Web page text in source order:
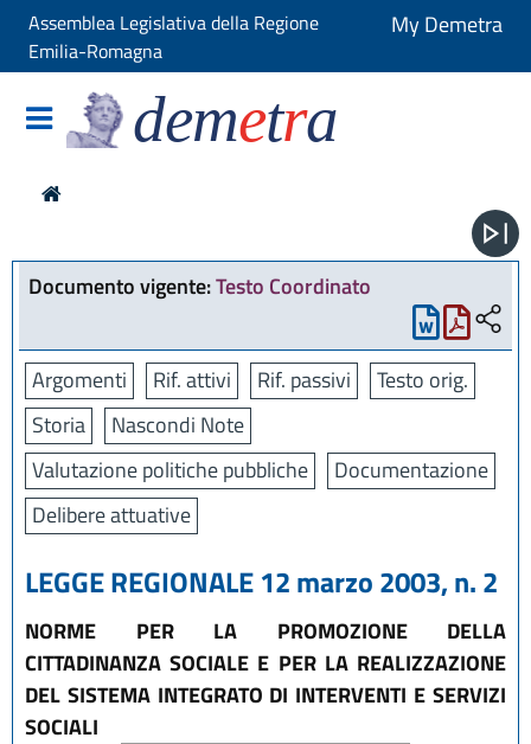
Assemblea Legislativa della Regione
Emilia-Romagna
My Demetra
demetra
Documento vigente:Testo Coordinato
Argomenti Rif. attivi Rif. passivi
Testo orig.
Storia
Nascondi Note
Valutazione politiche pubbliche
Documentazione
Delibere attuative
LEGGE REGIONALE 12 marzo 2003, n. 2
NORME PER LA PROMOZIONE DELLA
CITTADINANZA SOCIALE E PER LA REALIZZAZIONE
DEL SISTEMA INTEGRATO DI INTERVENTI E SERVIZI
SOCIALI